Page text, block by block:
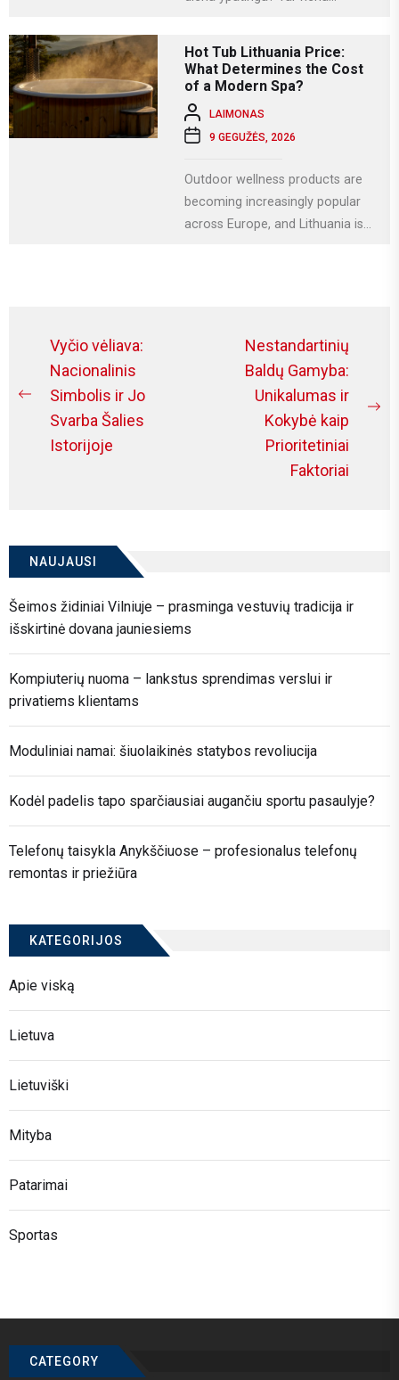
Hot Tub Lithuania Price:
What Determines the Cost
of a Modern Spa?
LAIMONAS
9 GEGUŽĖS, 2026
Outdoor wellness products are
becoming increasingly popular
across Europe, and Lithuania is
Navigacija
tarp
įrašų
Previous
post:
Vyčio vėliava:
Nacionalinis
Simbolis ir Jo
Svarba Šalies
Istorijoje
Nestandartinių
Baldų Gamyba:
Unikalumas ir
Kokybė kaip
Prioritetiniai
Faktoriai
NAUJAUSI
Šeimos židiniai Vilniuje – prasminga vestuvių tradicija ir
išskirtinė dovana jauniesiems
Kompiuterių nuoma – lankstus sprendimas verslui ir
privatiems klientams
Moduliniai namai: šiuolaikinės statybos revoliucija
Kodėl padelis tapo sparčiausiai augančiu sportu pasaulyje?
Telefonų taisykla Anykščiuose – profesionalus telefonų
remontas ir priežiūra
KATEGORIJOS
Apie viską
Lietuva
Lietuviški
Mityba
Patarimai
Sportas
CATEGORY